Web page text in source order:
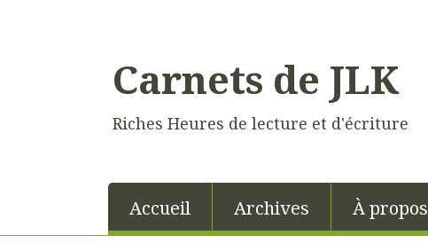
Carnets de JLK
Riches Heures de lecture et d'écriture
Accueil Archives À propos